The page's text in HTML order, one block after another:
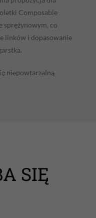
Composable
sprężynowym, co
linków i dopasowanie
niepowtarzalną
SIĘ